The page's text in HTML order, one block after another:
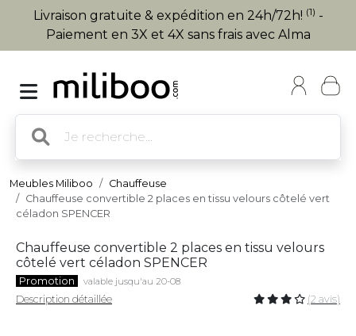
Livraison gratuite & expédition en 24h/72h! (1) -
Paiement en 3X et 4X sans frais avec Alma
Meubles Miliboo
Chauffeuse
Chauffeuse convertible 2 places en tissu velours côtelé vert
céladon SPENCER
Chauffeuse convertible 2 places en tissu velours
côtelé vert céladon SPENCER
Promotion valable jusqu'au 20-08
Description détaillée (2 avis)